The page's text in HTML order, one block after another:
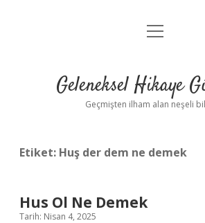
Anasayfa
Yasal Uyarı
menüyü
Geleneksel Hikaye
Geçmişten ilham alan neşeli
Etiket: Huş der dem ne demek
Hus Ol Ne Demek
Tarih: Nisan 4, 2025